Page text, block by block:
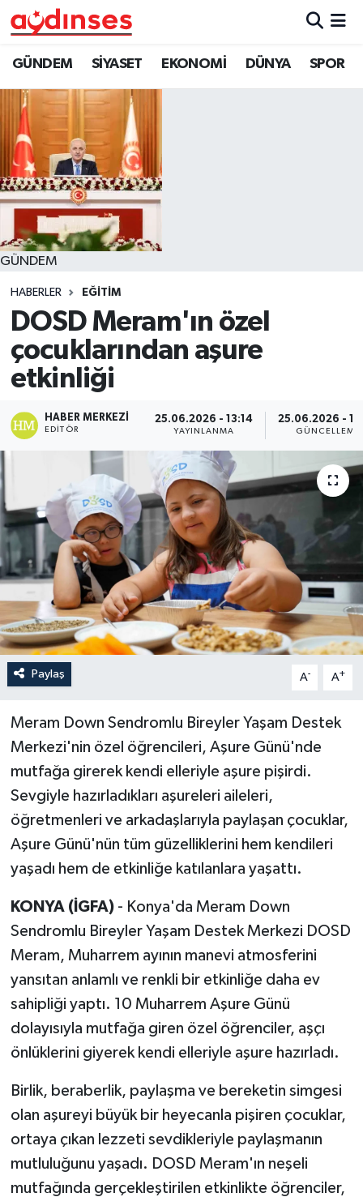
GÜNDEM SİYASET EKONOMİ DÜNYA SPOR
GÜNDEM
HABERLER EĞİTİM
DOSD Meram'ın özel
çocuklarından aşure
etkinliği
HABER MERKEZI
EDITÖR
25.06.2026 - 13:14
YAYINLANMA
25.06.2026 -
GÜNCELLEME
Paylaş A- A+
Meram Down Sendromlu Bireyler Yaşam Destek
Merkezi'nin özel öğrencileri, Aşure Günü'nde
mutfağa girerek kendi elleriyle aşure pişirdi.
Sevgiyle hazırladıkları aşureleri aileleri,
öğretmenleri ve arkadaşlarıyla paylaşan çocuklar,
Aşure Günü'nün tüm güzelliklerini hem kendileri
yaşadı hem de etkinliğe katılanlara yaşattı.
KONYA (İGFA) - Konya'da Meram Down
Sendromlu Bireyler Yaşam Destek Merkezi DOSD
Meram, Muharrem ayının manevi atmosferini
yansıtan anlamlı ve renkli bir etkinliğe daha ev
sahipliği yaptı. 10 Muharrem Aşure Günü
dolayısıyla mutfağa giren özel öğrenciler, aşçı
önlüklerini giyerek kendi elleriyle aşure hazırladı.
Birlik, beraberlik, paylaşma ve bereketin simgesi
olan aşureyi büyük bir heyecanla pişiren çocuklar,
ortaya çıkan lezzeti sevdikleriyle paylaşmanın
mutluluğunu yaşadı. DOSD Meram'ın neşeli
mutfağında gerçekleştirilen etkinlikte öğrenciler,
GÜNDEM
SİYASET
EKONOMİ
DÜNYA
SPOR
MAGAZİN
YAŞAM
Nöbetçi Eczaneler
Hava Durumu
Aydin Namaz Vakitleri
Trafik Durumu
Süper Lig Puan Durumu ve Fikstür
Tüm Manşetler
Son Dakika Haberleri
Haber Arşivi